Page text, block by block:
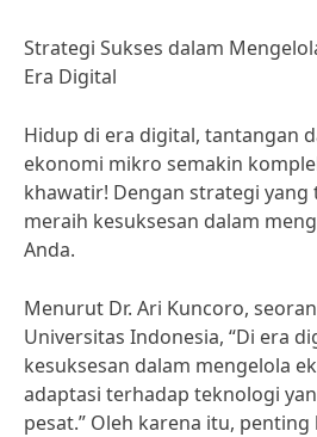
Strategi Sukses dalam
Era Digital
Hidup di era digital, tantangan
ekonomi mikro semakin
khawatir! Dengan strategi yang
meraih kesuksesan dalam
Anda.
Menurut Dr. Ari Kuncoro,
Universitas Indonesia, “Di era
kesuksesan dalam mengelola
adaptasi terhadap teknologi
pesat.” Oleh karena itu,